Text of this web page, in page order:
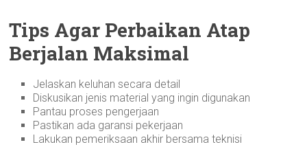
Tips Agar Perbaikan Atap
Berjalan Maksimal
Jelaskan keluhan secara detail
Diskusikan jenis material yang ingin digunakan
Pantau proses pengerjaan
Pastikan ada garansi pekerjaan
Lakukan pemeriksaan akhir bersama teknisi